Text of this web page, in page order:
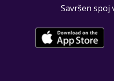
Savršen spoj